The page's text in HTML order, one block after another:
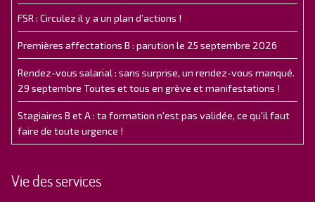
FSR : Circulez il y a un plan d’actions !
Premières affectations B : parution le 25 septembre 2026
Rendez-vous salarial : sans surprise, un rendez-vous manqué.
29 septembre Toutes et tous en grève et manifestations !
Stagiaires B et A : ta formation n'est pas validée, ce qu'il faut
faire de toute urgence !
Vie des services